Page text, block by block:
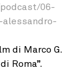
06-
di Marco G.
Roma”.